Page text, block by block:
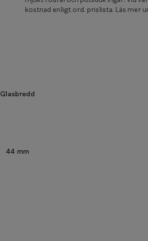
kostnad enligt ord. prislista. Läs mer
Glasbredd
44 mm